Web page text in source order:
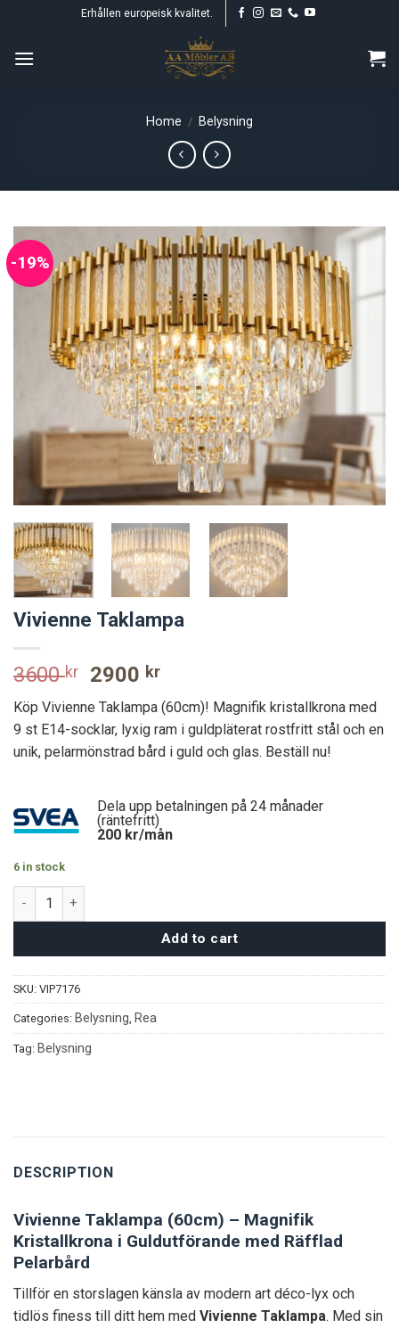
content
Erhållen europeisk kvalitet.
Home / Belysning
-19%
Vivienne Taklampa
3600kr
Original
price
was:
3600 kr.
2900 krCurrent
price
is:
2900 kr.
Köp Vivienne Taklampa (60cm)! Magnifik kristallkrona med
9 st E14-socklar, lyxig ram i guldpläterat rostfritt stål och en
unik, pelarmönstrad bård i guld och glas. Beställ nu!
Dela upp betalningen på 24 månader
(räntefritt)
200 kr/mån
6 in stock
Vivienne Taklampa quantity
Add to cart
SKU: VIP7176
Categories: Belysning Rea
Tag: Belysning
DESCRIPTION
Vivienne Taklampa (60cm) – Magnifik
Kristallkrona i Guldutförande med Räfflad
Pelarbård
Tillför en storslagen känsla av modern art déco-lyx och
tidlös finess till ditt hem med Vivienne Taklampa. Med sin